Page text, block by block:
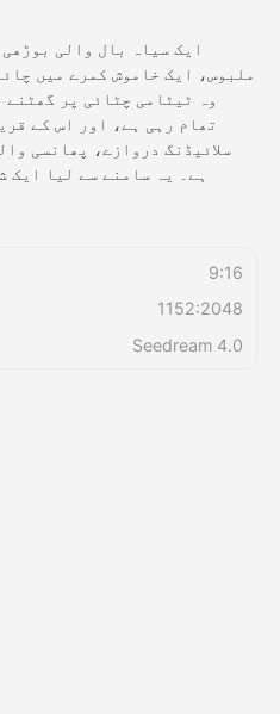
ایک سیاہ بال والی
ملبوس، ایک خاموش کمرے میں
وہ ٹیٹامی چٹائی پر گھٹنے
تھام رہی ہے، اور اس کے
سلائیڈنگ دروازے، پھانسی
ہے۔ یہ سامنے سے لیا ایک
9:16
1152:2048
Seedream 4.0